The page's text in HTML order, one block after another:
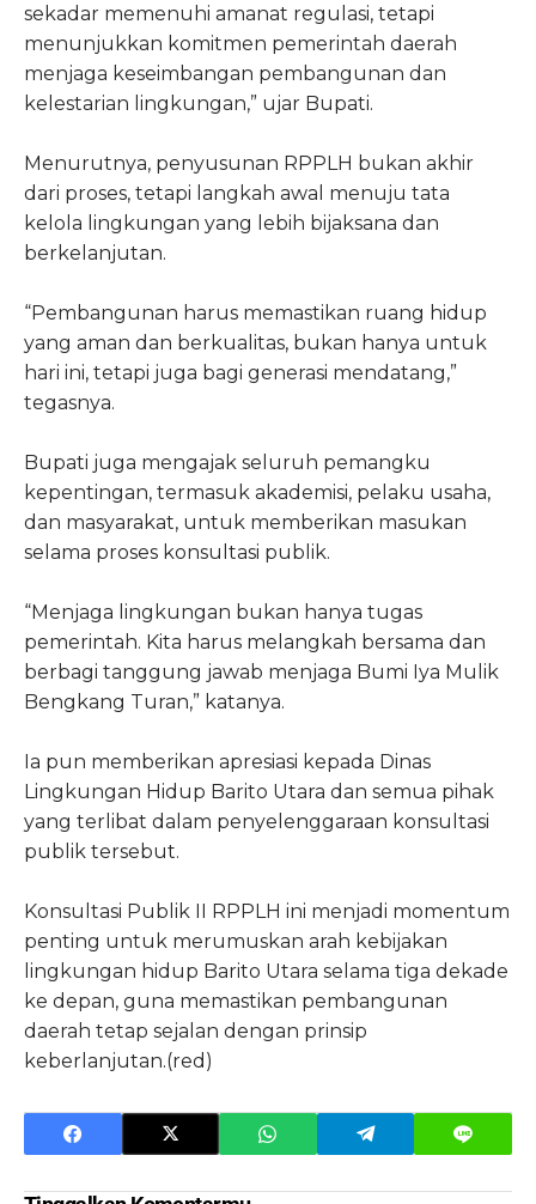
sekadar memenuhi amanat regulasi, tetapi
menunjukkan komitmen pemerintah daerah
menjaga keseimbangan pembangunan dan
kelestarian lingkungan,” ujar Bupati.
Menurutnya, penyusunan RPPLH bukan akhir
dari proses, tetapi langkah awal menuju tata
kelola lingkungan yang lebih bijaksana dan
berkelanjutan.
“Pembangunan harus memastikan ruang hidup
yang aman dan berkualitas, bukan hanya untuk
hari ini, tetapi juga bagi generasi mendatang,”
tegasnya.
Bupati juga mengajak seluruh pemangku
kepentingan, termasuk akademisi, pelaku usaha,
dan masyarakat, untuk memberikan masukan
selama proses konsultasi publik.
“Menjaga lingkungan bukan hanya tugas
pemerintah. Kita harus melangkah bersama dan
berbagi tanggung jawab menjaga Bumi Iya Mulik
Bengkang Turan,” katanya.
Ia pun memberikan apresiasi kepada Dinas
Lingkungan Hidup Barito Utara dan semua pihak
yang terlibat dalam penyelenggaraan konsultasi
publik tersebut.
Konsultasi Publik II RPPLH ini menjadi momentum
penting untuk merumuskan arah kebijakan
lingkungan hidup Barito Utara selama tiga dekade
ke depan, guna memastikan pembangunan
daerah tetap sejalan dengan prinsip
keberlanjutan.(red)